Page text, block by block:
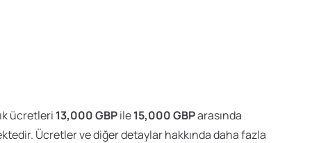
ücretleri 13,000 GBPile15,000 GBParasında
Ücretler ve diğer detaylar hakkında daha fazla